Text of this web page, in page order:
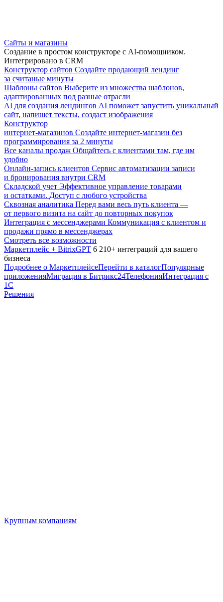
Сайты и магазины
Создание в простом конструкторе с AI-помощником.
Интегрировано в CRM
Конструктор сайтов Создайте продающий лендинг
за считаные минуты
Шаблоны сайтов Выберите из множества шаблонов,
адаптированных под разные отрасли
AI для создания лендингов AI поможет запустить уникальный
сайт, напишет тексты, создаст изображения
Конструктор
интернет-магазинов Создайте интернет-магазин без
программирования за 2 минуты
Все каналы продаж Общайтесь с клиентами там, где им
удобно
Онлайн-запись клиентов Сервис автоматизации записи
и бронирования внутри CRM
Складской учет Эффективное управление товарами
и остатками. Доступ с любого устройства
Сквозная аналитика Перед вами весь путь клиента —
от первого визита на сайт до повторных покупок
Интеграция с мессенджерами Коммуникация с клиентом и
продажи прямо в мессенджерах
Смотреть все возможности
Маркетплейс + BitrixGPT 6 210+ интеграций для вашего
бизнеса
Подробнее о МаркетплейсеПерейти в каталогПопулярные
приложенияМиграция в Битрикс24ТелефонияИнтеграция с
1С
Решения
Крупным компаниям